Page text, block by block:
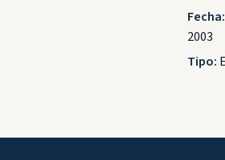
Fecha:
2003
Tipo: